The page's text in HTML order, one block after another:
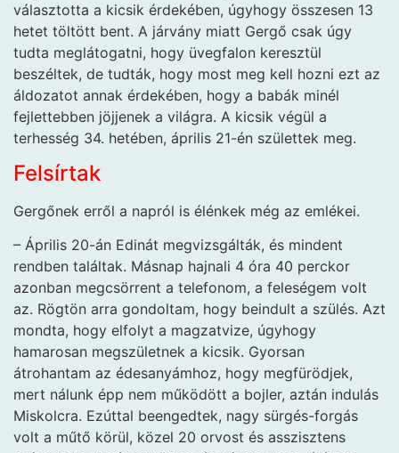
választotta a kicsik érdekében, úgyhogy összesen 13
hetet töltött bent. A járvány miatt Gergő csak úgy
tudta meglátogatni, hogy üvegfalon keresztül
beszéltek, de tudták, hogy most meg kell hozni ezt az
áldozatot annak érdekében, hogy a babák minél
fejlettebben jöjjenek a világra. A kicsik végül a
terhesség 34. hetében, április 21-én születtek meg.
Felsírtak
Gergőnek erről a napról is élénkek még az emlékei.
– Április 20-án Edinát megvizsgálták, és mindent
rendben találtak. Másnap hajnali 4 óra 40 perckor
azonban megcsörrent a telefonom, a feleségem volt
az. Rögtön arra gondoltam, hogy beindult a szülés. Azt
mondta, hogy elfolyt a magzatvize, úgyhogy
hamarosan megszületnek a kicsik. Gyorsan
átrohantam az édesanyámhoz, hogy megfürödjek,
mert nálunk épp nem működött a bojler, aztán indulás
Miskolcra. Ezúttal beengedtek, nagy sürgés-forgás
volt a műtő körül, közel 20 orvost és asszisztens